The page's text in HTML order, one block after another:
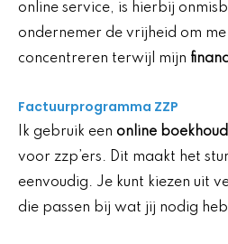
online service, is hierbij
ondernemer de vrijheid om
concentreren terwijl mijn
Factuurprogramma ZZP
Ik gebruik een online
voor zzp’ers. Dit maakt het
eenvoudig. Je kunt kiezen uit
die passen bij wat jij nodig